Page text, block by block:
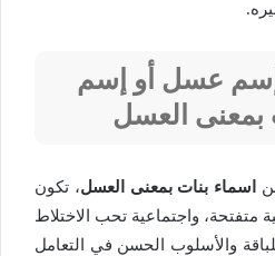
عسل أو إسم
بمعنى العسل
اسماء بنات بمعنى العسل، تكون
متفتحة، واجتماعية تحب الاختلاط
والأسلوب الحسن في التعامل